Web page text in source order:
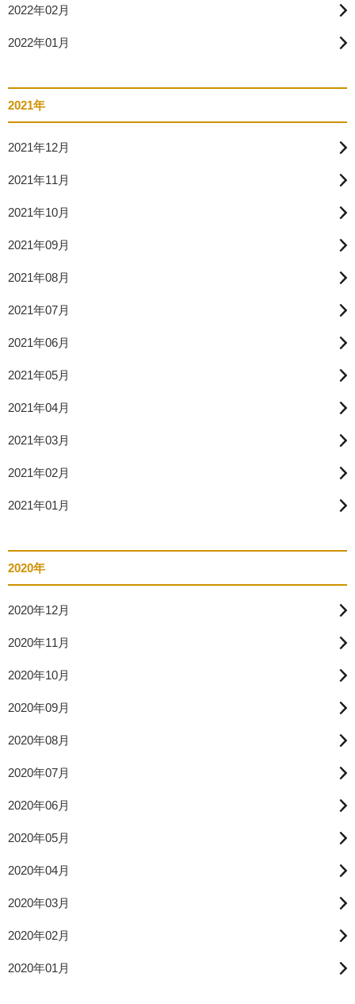
2022年02月
2022年01月
2021年
2021年12月
2021年11月
2021年10月
2021年09月
2021年08月
2021年07月
2021年06月
2021年05月
2021年04月
2021年03月
2021年02月
2021年01月
2020年
2020年12月
2020年11月
2020年10月
2020年09月
2020年08月
2020年07月
2020年06月
2020年05月
2020年04月
2020年03月
2020年02月
2020年01月